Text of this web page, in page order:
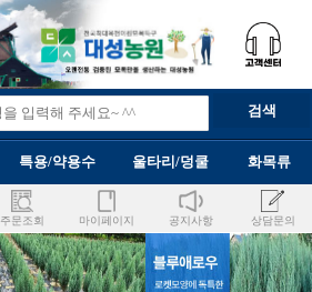
특용/약용수 울타리/덩쿨 화목류
주문조회 마이페이지 공지사항 상담문의